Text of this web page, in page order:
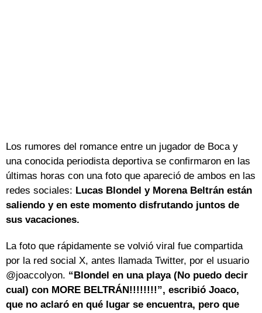
Los rumores del romance entre un jugador de Boca y
una conocida periodista deportiva se confirmaron en las
últimas horas con una foto que apareció de ambos en las
redes sociales: Lucas Blondel y Morena Beltrán están
saliendo y en este momento disfrutando juntos de
sus vacaciones.
La foto que rápidamente se volvió viral fue compartida
por la red social X, antes llamada Twitter, por el usuario
@joaccolyon. “Blondel en una playa (No puedo decir
cual) con MORE BELTRÁN!!!!!!!!”, escribió Joaco,
que no aclaró en qué lugar se encuentra, pero que